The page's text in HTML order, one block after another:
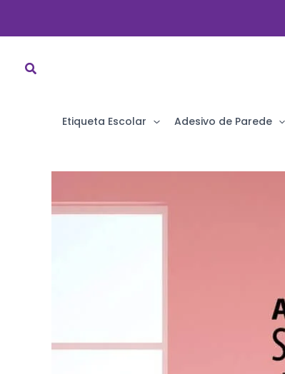
Ir
Etiqueta Escolar Adesivo de Parede